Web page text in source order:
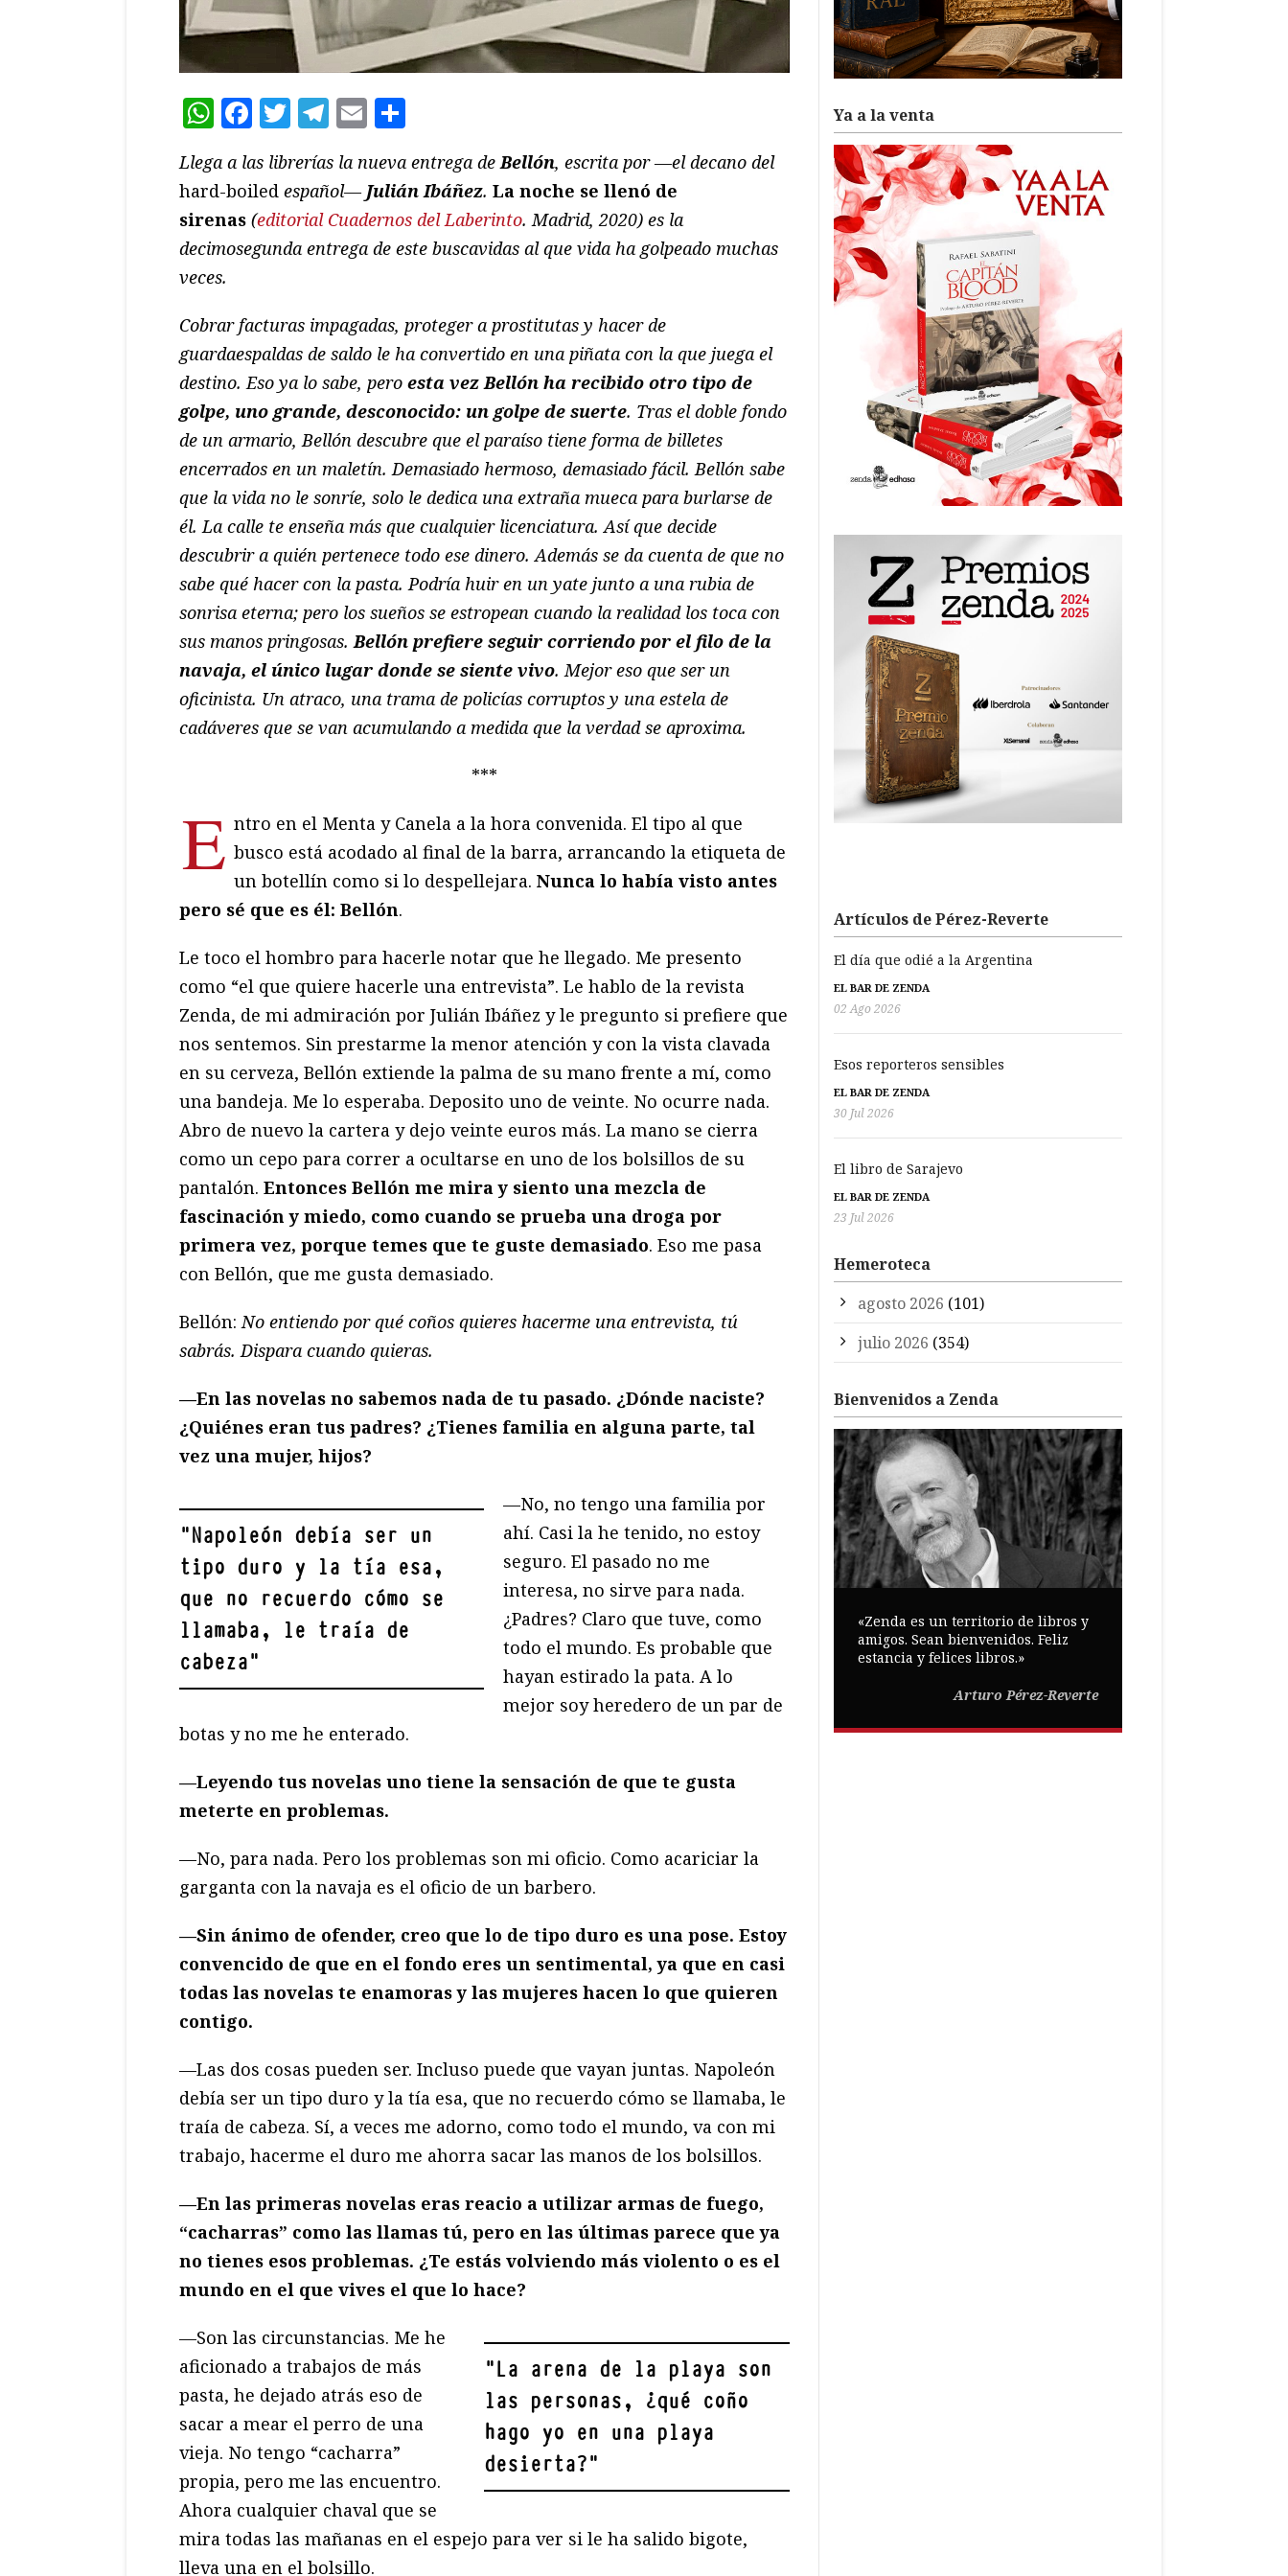
WhatsApp
Facebook
Twitter
Telegram
Email
Llega a las librerías la nueva entrega deBellón, escrita por —el decano del
hard-boiled español— Julián Ibáñez. La noche se llenó de
sirenas (editorial Cuadernos del Laberinto. Madrid, 2020) es la
decimosegunda entrega de este buscavidas al que vida ha golpeado muchas
veces.
Cobrar facturas impagadas, proteger a prostitutas y hacer de
guardaespaldas de saldo le ha convertido en una piñata con la que juega el
destino. Eso ya lo sabe, pero esta vez Bellón ha recibido otro tipo de
golpe, uno grande, desconocido: un golpe de suerte. Tras el doble fondo
de un armario, Bellón descubre que el paraíso tiene forma de billetes
encerrados en un maletín. Demasiado hermoso, demasiado fácil. Bellón sabe
que la vida no le sonríe, solo le dedica una extraña mueca para burlarse de
él. La calle te enseña más que cualquier licenciatura. Así que decide
descubrir a quién pertenece todo ese dinero. Además se da cuenta de que no
sabe qué hacer con la pasta. Podría huir en un yate junto a una rubia de
sonrisa eterna; pero los sueños se estropean cuando la realidad los toca con
sus manos pringosas.Bellón prefiere seguir corriendo por el filo de la
navaja, el único lugar donde se siente vivo. Mejor eso que ser un
oficinista. Un atraco, una trama de policías corruptos y una estela de
cadáveres que se van acumulando a medida que la verdad se aproxima.
***
E ntro en el Menta y Canela a la hora convenida. El tipo al que
busco está acodado al final de la barra, arrancando la etiqueta de
un botellín como si lo despellejara. Nunca lo había visto antes
pero sé que es él: Bellón.
Le toco el hombro para hacerle notar que he llegado. Me presento
como “el que quiere hacerle una entrevista”. Le hablo de la revista
Zenda, de mi admiración por Julián Ibáñez y le pregunto si prefiere que
nos sentemos. Sin prestarme la menor atención y con la vista clavada
en su cerveza, Bellón extiende la palma de su mano frente a mí, como
una bandeja. Me lo esperaba. Deposito uno de veinte. No ocurre nada.
Abro de nuevo la cartera y dejo veinte euros más. La mano se cierra
como un cepo para correr a ocultarse en uno de los bolsillos de su
pantalón. Entonces Bellón me mira y siento una mezcla de
fascinación y miedo, como cuando se prueba una droga por
primera vez, porque temes que te guste demasiado. Eso me pasa
con Bellón, que me gusta demasiado.
Bellón:No entiendo por qué coños quieres hacerme una entrevista, tú
sabrás. Dispara cuando quieras.
—En las novelas no sabemos nada de tu pasado. ¿Dónde naciste?
¿Quiénes eran tus padres? ¿Tienes familia en alguna parte, tal
vez una mujer, hijos?
"Napoleón debía ser un
tipo duro y la tía esa,
que no recuerdo cómo se
llamaba, le traía de
cabeza"
—No, no tengo una familia por
ahí. Casi la he tenido, no estoy
seguro. El pasado no me
interesa, no sirve para nada.
¿Padres? Claro que tuve, como
todo el mundo. Es probable que
hayan estirado la pata. A lo
mejor soy heredero de un par de
botas y no me he enterado.
—Leyendo tus novelas uno tiene la sensación de que te gusta
meterte en problemas.
—No, para nada. Pero los problemas son mi oficio. Como acariciar la
garganta con la navaja es el oficio de un barbero.
—Sin ánimo de ofender, creo que lo de tipo duro es una pose. Estoy
convencido de que en el fondo eres un sentimental, ya que en casi
todas las novelas te enamoras y las mujeres hacen lo que quieren
contigo.
—Las dos cosas pueden ser. Incluso puede que vayan juntas. Napoleón
debía ser un tipo duro y la tía esa, que no recuerdo cómo se llamaba, le
traía de cabeza. Sí, a veces me adorno, como todo el mundo, va con mi
trabajo, hacerme el duro me ahorra sacar las manos de los bolsillos.
—En las primeras novelas eras reacio a utilizar armas de fuego,
“cacharras” como las llamas tú, pero en las últimas parece que ya
no tienes esos problemas. ¿Te estás volviendo más violento o es el
mundo en el que vives el que lo hace?
"La arena de la playa son
las personas, ¿qué coño
hago yo en una playa
desierta?"
—Son las circunstancias. Me he
aficionado a trabajos de más
pasta, he dejado atrás eso de
sacar a mear el perro de una
vieja. No tengo “cacharra”
propia, pero me las encuentro.
Ahora cualquier chaval que se
mira todas las mañanas en el espejo para ver si le ha salido bigote,
lleva una en el bolsillo.
Ya a la venta
Artículos de Pérez-Reverte
El día que odié a la Argentina
EL BAR DE ZENDA
02 Ago 2026
Esos reporteros sensibles
EL BAR DE ZENDA
30 Jul 2026
El libro de Sarajevo
EL BAR DE ZENDA
23 Jul 2026
Hemeroteca
agosto 2026 (101)
julio 2026 (354)
Bienvenidos a Zenda
«Zenda es un territorio de libros y
amigos. Sean bienvenidos. Feliz
estancia y felices libros.»
Arturo Pérez-Reverte